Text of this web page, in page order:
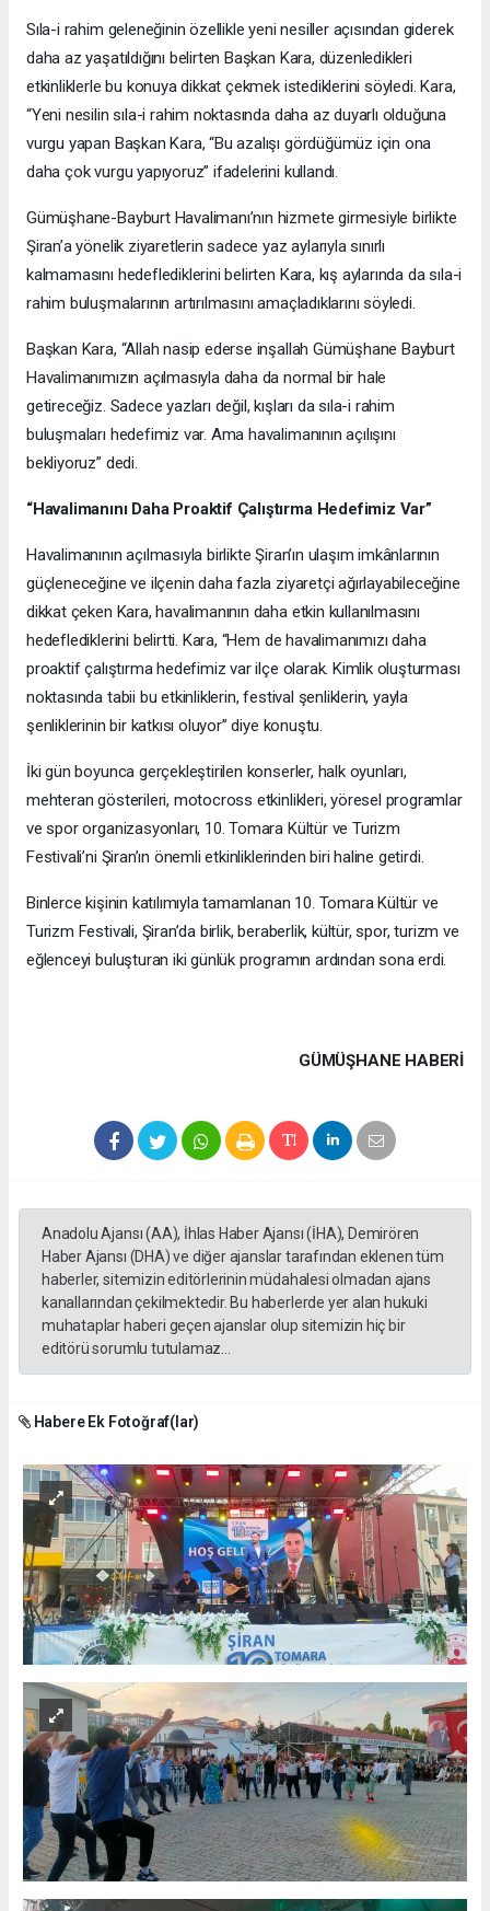
Sıla-i rahim geleneğinin özellikle yeni nesiller açısından giderek
daha az yaşatıldığını belirten Başkan Kara, düzenledikleri
etkinliklerle bu konuya dikkat çekmek istediklerini söyledi. Kara,
“Yeni nesilin sıla-i rahim noktasında daha az duyarlı olduğuna
vurgu yapan Başkan Kara, “Bu azalışı gördüğümüz için ona
daha çok vurgu yapıyoruz” ifadelerini kullandı.
Gümüşhane-Bayburt Havalimanı’nın hizmete girmesiyle birlikte
Şiran’a yönelik ziyaretlerin sadece yaz aylarıyla sınırlı
kalmamasını hedeflediklerini belirten Kara, kış aylarında da sıla-i
rahim buluşmalarının artırılmasını amaçladıklarını söyledi.
Başkan Kara, “Allah nasip ederse inşallah Gümüşhane Bayburt
Havalimanımızın açılmasıyla daha da normal bir hale
getireceğiz. Sadece yazları değil, kışları da sıla-i rahim
buluşmaları hedefimiz var. Ama havalimanının açılışını
bekliyoruz” dedi.
“Havalimanını Daha Proaktif Çalıştırma Hedefimiz Var”
Havalimanının açılmasıyla birlikte Şiran’ın ulaşım imkânlarının
güçleneceğine ve ilçenin daha fazla ziyaretçi ağırlayabileceğine
dikkat çeken Kara, havalimanının daha etkin kullanılmasını
hedeflediklerini belirtti. Kara, “Hem de havalimanımızı daha
proaktif çalıştırma hedefimiz var ilçe olarak. Kimlik oluşturması
noktasında tabii bu etkinliklerin, festival şenliklerin, yayla
şenliklerinin bir katkısı oluyor” diye konuştu.
İki gün boyunca gerçekleştirilen konserler, halk oyunları,
mehteran gösterileri, motocross etkinlikleri, yöresel programlar
ve spor organizasyonları, 10. Tomara Kültür ve Turizm
Festivali’ni Şiran’ın önemli etkinliklerinden biri haline getirdi.
Binlerce kişinin katılımıyla tamamlanan 10. Tomara Kültür ve
Turizm Festivali, Şiran’da birlik, beraberlik, kültür, spor, turizm ve
eğlenceyi buluşturan iki günlük programın ardından sona erdi.
GÜMÜŞHANE HABERİ
Anadolu Ajansı (AA), İhlas Haber Ajansı (İHA), Demirören
Haber Ajansı (DHA) ve diğer ajanslar tarafından eklenen tüm
haberler, sitemizin editörlerinin müdahalesi olmadan ajans
kanallarından çekilmektedir. Bu haberlerde yer alan hukuki
muhataplar haberi geçen ajanslar olup sitemizin hiç bir
editörü sorumlu tutulamaz...
Habere Ek Fotoğraf(lar)